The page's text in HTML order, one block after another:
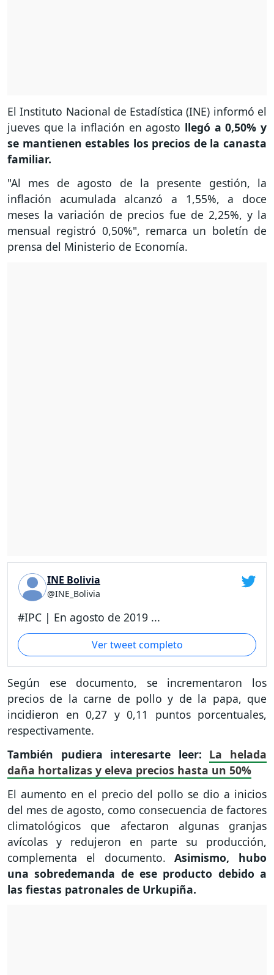
El Instituto Nacional de Estadística (INE) informó el
jueves que la inflación en agosto llegó a 0,50% y
se mantienen estables los precios de la canasta
familiar.
"Al mes de agosto de la presente gestión, la
inflación acumulada alcanzó a 1,55%, a doce
meses la variación de precios fue de 2,25%, y la
mensual registró 0,50%", remarca un boletín de
prensa del Ministerio de Economía.
INE Bolivia
@INE_Bolivia
#IPC | En agosto de 2019 ...
Ver tweet completo
Según ese documento, se incrementaron los
precios de la carne de pollo y de la papa, que
incidieron en 0,27 y 0,11 puntos porcentuales,
respectivamente.
También pudiera interesarte leer: La helada
daña hortalizas y eleva precios hasta un 50%
El aumento en el precio del pollo se dio a inicios
del mes de agosto, como consecuencia de factores
climatológicos que afectaron algunas granjas
avícolas y redujeron en parte su producción,
complementa el documento. Asimismo, hubo
una sobredemanda de ese producto debido a
las fiestas patronales de Urkupiña.